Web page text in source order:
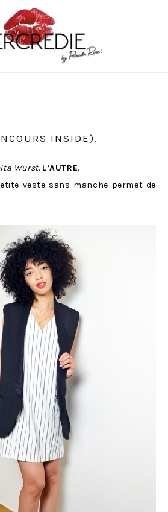
INSIDE).
Wurst. L’AUTRE.
veste sans manche permet de